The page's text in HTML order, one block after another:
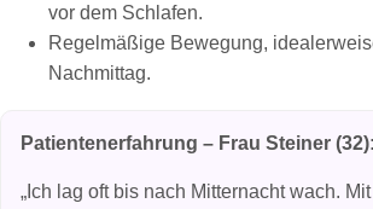
vor dem Schlafen.
Regelmäßige Bewegung,
Nachmittag.
Patientenerfahrung – Frau Steiner (32):
„Ich lag oft bis nach Mitternacht wach.